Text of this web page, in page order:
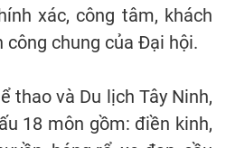
xác, công tâm, khách
công chung của Đại hội.
thao và Du lịch Tây Ninh,
18 môn gồm: điền kinh,